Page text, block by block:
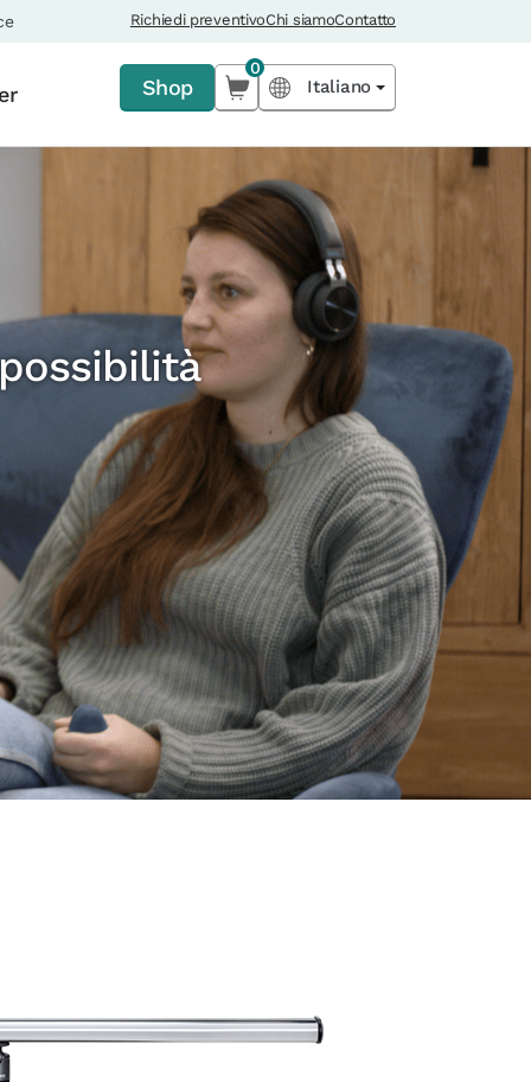
Richiedi preventivoChi siamoContatto
Shop
0
Italiano